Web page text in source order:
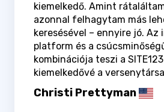
kiemelkedő. Amint
azonnal felhagytam más
keresésével – ennyire jó.
platform és a
kombinációja teszi a
kiemelkedővé a
Christi Prettyman